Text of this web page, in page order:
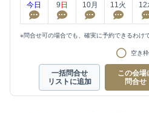
今日 9 日 10月 11火 12
※問合せ可の場合でも、確実に予約できるわけ
空き
一括問合せ
リストに追加
この会場
問合せ